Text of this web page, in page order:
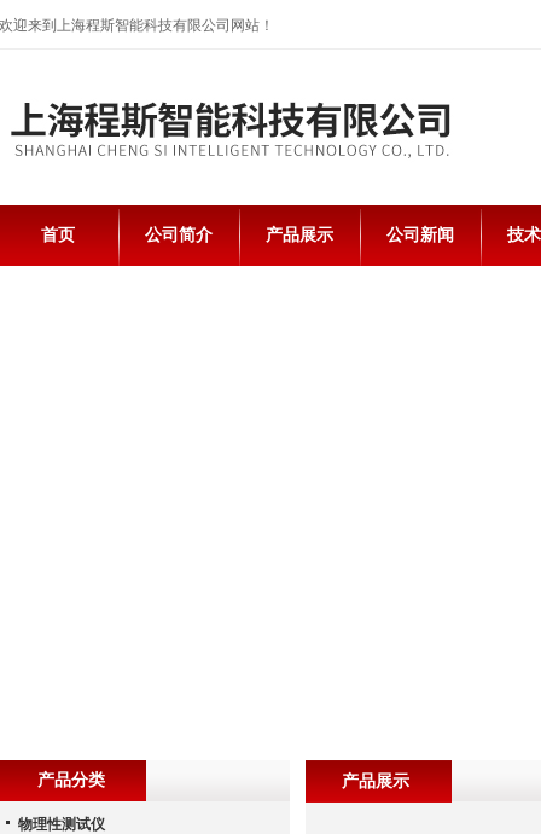
欢迎来到上海程斯智能科技有限公司网站！
首页 公司简介 产品展示 公司新闻 技
产品展示
产品分类
物理性测试仪